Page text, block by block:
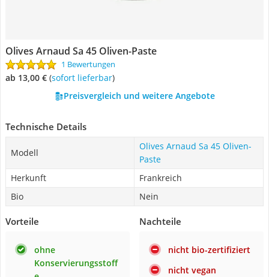
Olives Arnaud Sa 45 Oliven-Paste
1 Bewertungen
ab 13,00 € ( Sofort lieferbar)
Preisvergleich und weitere Angebote
Technische Details
Modell
Olives Arnaud Sa 45 Oliven-
Paste
Herkunft
Frankreich
Bio
Nein
Vorteile
ohne
Konservierungsstoff
Nachteile
nicht bio-zertifiziert
nicht vegan